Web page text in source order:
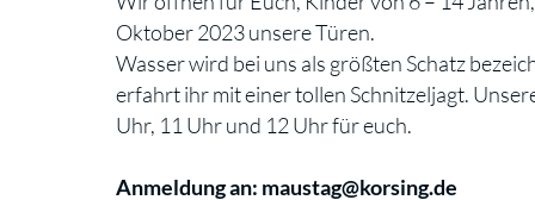
Oktober 2023 unsere Türen.
Wasser wird bei uns als größten Schatz
erfahrt ihr mit einer tollen Schnitzeljagt.
Uhr, 11 Uhr und 12 Uhr für euch.
Anmeldung an: maustag@korsing.de